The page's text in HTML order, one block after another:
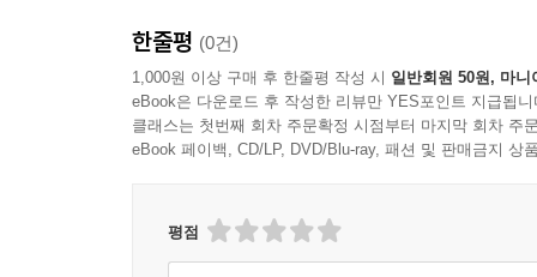
한줄평 (0건)
1,000원 이상 구매 후 한줄평 작성 시 일반회원 50원, 마니
eBook은 다운로드 후 작성한 리뷰만 YES포인트 지급됩니
클래스는 첫번째 회차 주문확정 시점부터 마지막 회차 주
eBook 페이백, CD/LP, DVD/Blu-ray, 패션 및 판매금지 상
평점